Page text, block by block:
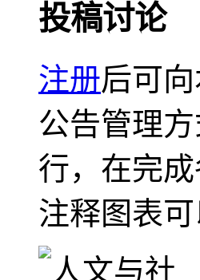
投稿讨论
注册后可
公告管理
行，在完
注释图表